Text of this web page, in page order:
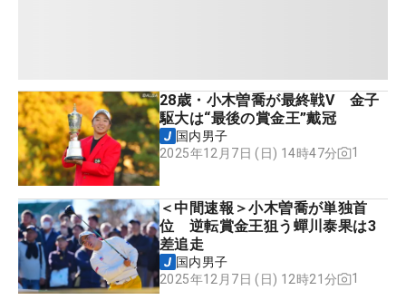
28歳・小木曽喬が最終戦V 金子
駆大は“最後の賞金王”戴冠
国内男子
2025年12月7日 (日) 14時47分
1
＜中間速報＞小木曽喬が単独首
位 逆転賞金王狙う蟬川泰果は3
差追走
国内男子
2025年12月7日 (日) 12時21分
1